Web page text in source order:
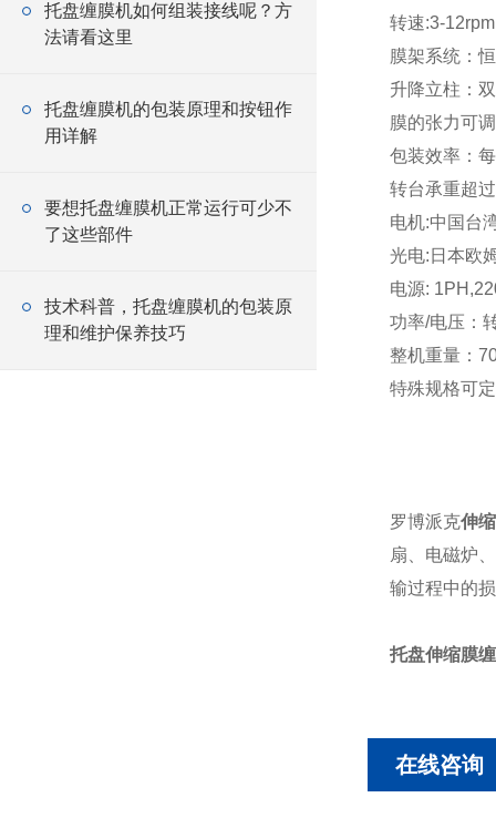
托盘缠膜机如何组装接线呢？方
法请看这里
托盘缠膜机的包装原理和按钮作
用详解
要想托盘缠膜机正常运行可少不
了这些部件
技术科普，托盘缠膜机的包装原
理和维护保养技巧
转速:3-
膜架系统：
升降立柱：
膜的张力可
包装效率：
转台承重超
电机:中国台
光电:日本欧
电源:
功率/电压：
整机重量：
特殊规格可
罗博派克伸
扇、电磁炉
输过程中的
托盘伸缩膜
在线咨询